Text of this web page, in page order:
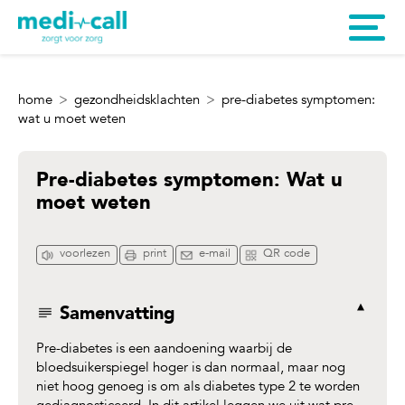
home gezondheidsklachten
pre-diabetes symptomen:
wat u moet weten
Pre-diabetes symptomen: Wat u
moet weten
voorlezen print e-mail QR code
Samenvatting
Pre-diabetes is een aandoening waarbij de
bloedsuikerspiegel hoger is dan normaal, maar nog
niet hoog genoeg is om als diabetes type 2 te worden